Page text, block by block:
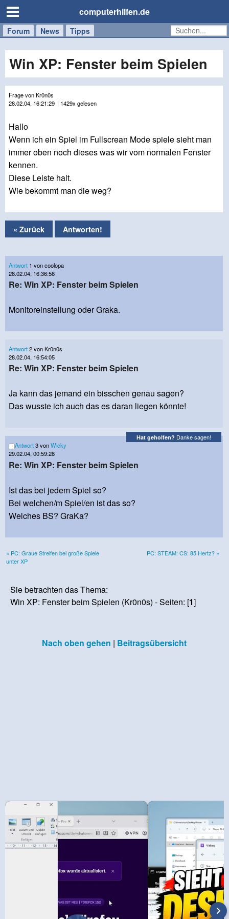
computerhilfen.de
Forum News Tipps
Handy
Tablet
Windows
Mac
Win XP: Fenster beim Spielen
Frage von Kr0n0s
28.02.04, 16:21:29 | 1429x gelesen
Hallo
Wenn ich ein Spiel im Fullscrean Mode spiele sieht man
immer oben noch dieses was wir vom normalen Fenster
kennen.
Diese Leiste halt.
Wie bekommt man die weg?
« Zurück Antworten!
Antwort 1 von coolopa
28.02.04, 16:36:56
Re: Win XP: Fenster beim Spielen
Monitoreinstellung oder Graka.
Antwort2 von Kr0n0s
28.02.04, 16:54:05
Re: Win XP: Fenster beim Spielen
Ja kann das jemand ein bisschen genau sagen?
Das wusste ich auch das es daran liegen könnte!
Hat geholfen? Danke sagen!
Antwort3 vonWicky
29.02.04, 00:59:28
Re: Win XP: Fenster beim Spielen
Ist das bei jedem Spiel so?
Bei welchen/m Spiel/en ist das so?
Welches BS? GraKa?
« PC: Graue Streifen bei große Spiele
unter XP
PC: STEAM: CS: 85 Hertz? »
Sie betrachten das Thema:
Win XP: Fenster beim Spielen (Kr0n0s) - Seiten: [1]
Nach oben gehen | Beitragsübersicht